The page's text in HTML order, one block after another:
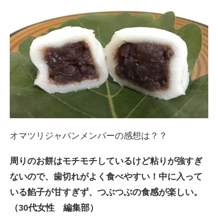
オマツリジャパンメンバーの感想は？？
周りのお餅はモチモチしているけど粘りが強すぎ
ないので、歯切れがよく食べやすい！中に入って
いる餡子が甘すぎず、つぶつぶの食感が楽しい。
（30代女性 編集部）